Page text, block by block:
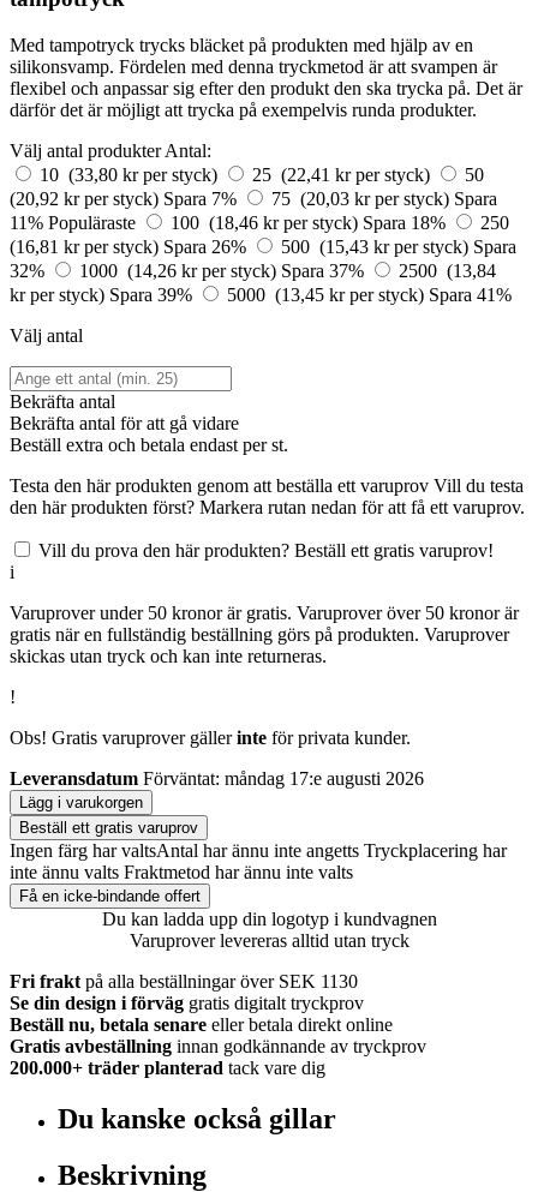
Med tampotryck trycks bläcket på produkten med hjälp av en
silikonsvamp. Fördelen med denna tryckmetod är att svampen är
flexibel och anpassar sig efter den produkt den ska trycka på. Det är
därför det är möjligt att trycka på exempelvis runda produkter.
Välj antal produkter Antal:
10 (33,80 kr per styck)
25 (22,41 kr per styck)
50
(20,92 kr per styck) Spara 7% 75 (20,03 kr per styck) Spara
11% Populäraste 100 (18,46 kr per styck) Spara 18%
250
(16,81 kr per styck) Spara 26% 500 (15,43 kr per styck) Spara
32%
1000 (14,26 kr per styck) Spara 37%
2500 (13,84
kr per styck) Spara 39% 5000 (13,45 kr per styck) Spara 41%
Välj antal
Bekräfta antal
Bekräfta antal för att gå vidare
Beställ extra och betala endast per st.
Testa den här produkten genom att beställa ett varuprov Vill du testa
den här produkten först? Markera rutan nedan för att få ett varuprov.
Vill du prova den här produkten? Beställ ett gratis varuprov!
i
Varuprover under 50 kronor är gratis. Varuprover över 50 kronor är
gratis när en fullständig beställning görs på produkten. Varuprover
skickas utan tryck och kan inte returneras.
!
Obs! Gratis varuprover gällerinte för privata kunder.
Leveransdatum Förväntat: måndag 17:e augusti 2026
Lägg i varukorgen
Beställ ett gratis varuprov
Ingen färg har valtsAntal har ännu inte angetts Tryckplacering har
inte ännu valts Fraktmetod har ännu inte valts
Få en icke-bindande offert
Du kan ladda upp din logotyp i kundvagnen
Varuprover levereras alltid utan tryck
Fri frakt på alla beställningar över SEK 1130
Se din design i förväg gratis digitalt tryckprov
Beställ nu, betala senare eller betala direkt online
Gratis avbeställning innan godkännande av tryckprov
200.000+ träder planterad tack vare dig
Du kanske också gillar
Beskrivning